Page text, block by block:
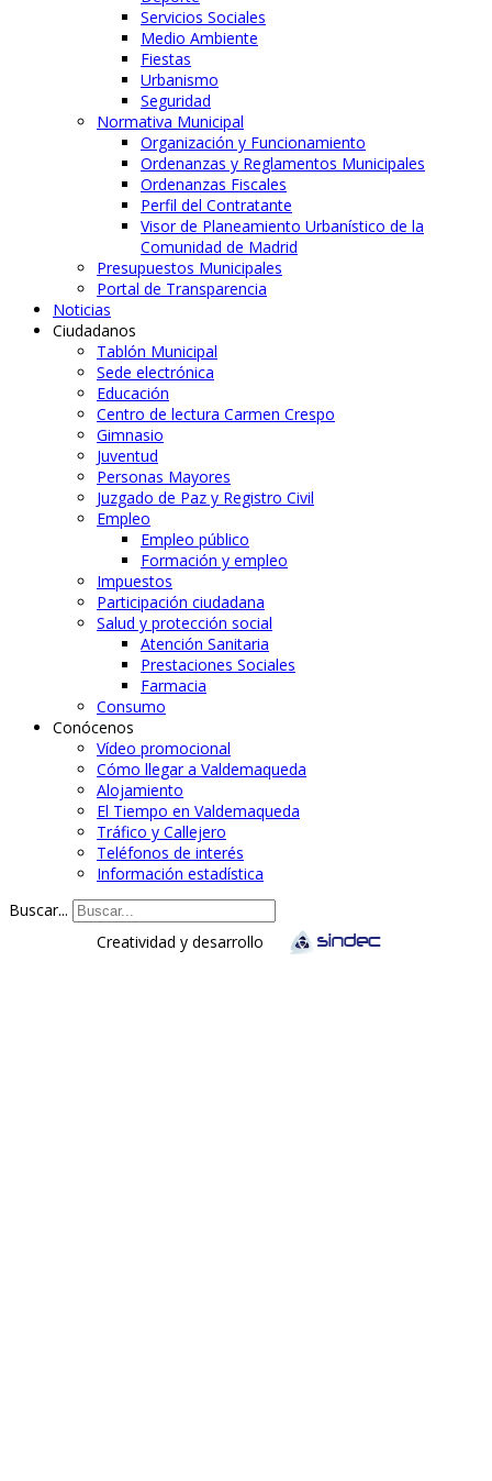
Servicios Sociales
Medio Ambiente
Fiestas
Urbanismo
Seguridad
Normativa Municipal
Organización y Funcionamiento
Ordenanzas y Reglamentos Municipales
Ordenanzas Fiscales
Perfil del Contratante
Visor de Planeamiento Urbanístico de la
Comunidad de Madrid
Presupuestos Municipales
Portal de Transparencia
Noticias
Ciudadanos
Tablón Municipal
Sede electrónica
Educación
Centro de lectura Carmen Crespo
Gimnasio
Juventud
Personas Mayores
Juzgado de Paz y Registro Civil
Empleo
Empleo público
Formación y empleo
Impuestos
Participación ciudadana
Salud y protección social
Atención Sanitaria
Prestaciones Sociales
Farmacia
Consumo
Conócenos
Vídeo promocional
Cómo llegar a Valdemaqueda
Alojamiento
El Tiempo en Valdemaqueda
Tráfico y Callejero
Teléfonos de interés
Información estadística
Buscar...
Creatividad y desarrollo